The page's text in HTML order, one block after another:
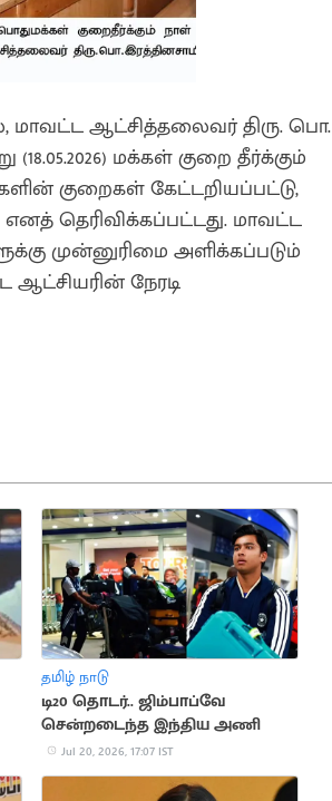
மாவட்ட ஆட்சித்தலைவர் திரு. பொ.
மக்கள் குறை தீர்க்கும்
குறைகள் கேட்டறியப்பட்டு,
தெரிவிக்கப்பட்டது. மாவட்ட
முன்னுரிமை அளிக்கப்படும்
ஆட்சியரின் நேரடி
தமிழ் நாடு
டி20 தொடர்.. ஜிம்பாப்வே
சென்றடைந்த இந்திய அணி
Jul 20, 2026, 17:07 IST